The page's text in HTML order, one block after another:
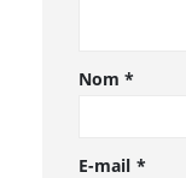
Nom*
E-mail *